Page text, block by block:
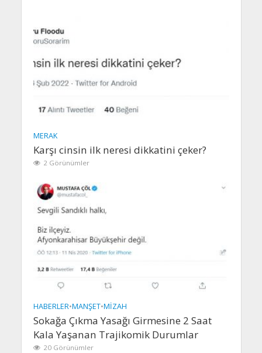
MERAK
Karşı cinsin ilk neresi dikkatini çeker?
2 Görünümler
HABERLER•MANŞET•MIZAH
Sokağa Çıkma Yasağı Girmesine 2 Saat
Kala Yaşanan Trajikomik Durumlar
20 Görünümler